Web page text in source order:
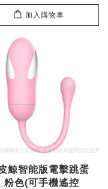
加入購物車
鯨智能版電擊跳蛋
_粉色(可手機遙控